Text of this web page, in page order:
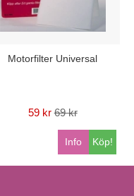
Motorfilter Universal
59 kr 69 kr
Köp!
Info